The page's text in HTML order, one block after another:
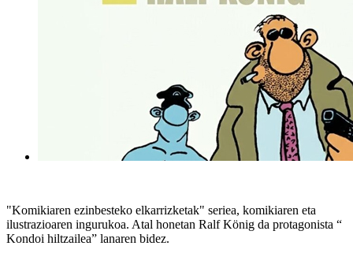
"Komikiaren ezinbesteko elkarrizketak" seriea, komikiaren eta
ilustrazioaren ingurukoa. Atal honetan Ralf König da protagonista “
Kondoi hiltzailea” lanaren bidez.